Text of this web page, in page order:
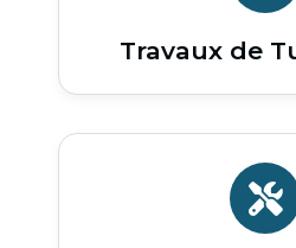
Travaux de